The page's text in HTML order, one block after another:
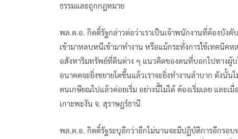
ธรรมและถูกกฎหมาย
พล.ต.อ. กิตติ์รัฐกล่าวต่อว่าเราเป็นเจ้าพนักงานที่ต้องบัง
เข้ามาหลบหนีเข้ามาทำงาน หรือแม้กระทั่งการใช้เทคนิ
อสังหาริมทรัพย์ที่ดินต่าง ๆ แนวคิดของตนที่บอกไปทางผู้บ
อนาคตจะยิ่งขยายโตขึ้นแล้วเราจะยิ่งทำงานลำบาก ดังนั้น
ตนเกษียณไปแล้วค่อยเริ่ม อย่างนี้ไม่ได้ ต้องเริ่มเลย และ
เกาะพะงัน จ. สุราษฎร์ธานี
พล.ต.อ. กิตติ์รัฐระบุอีกว่าอีกไม่นานจะมีปฏิบัติการอีกรอ